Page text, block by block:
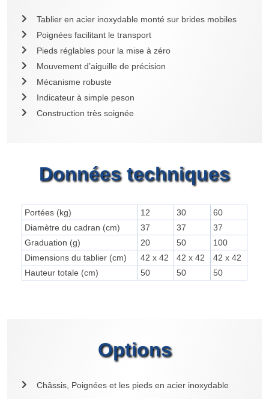
Tablier en acier inoxydable monté sur brides mobiles
Poignées facilitant le transport
Pieds réglables pour la mise à zéro
Mouvement d’aiguille de précision
Mécanisme robuste
Indicateur à simple peson
Construction très soignée
Données techniques
Portées (kg) 12 30
60
Diamètre du cadran (cm)
37 37
37
Graduation (g)
20 50
100
Dimensions du tablier (cm)
42 x 42 42 x 42
42 x 42
Hauteur totale (cm)
50 50 50
Options
Châssis, Poignées et les pieds en acier inoxydable